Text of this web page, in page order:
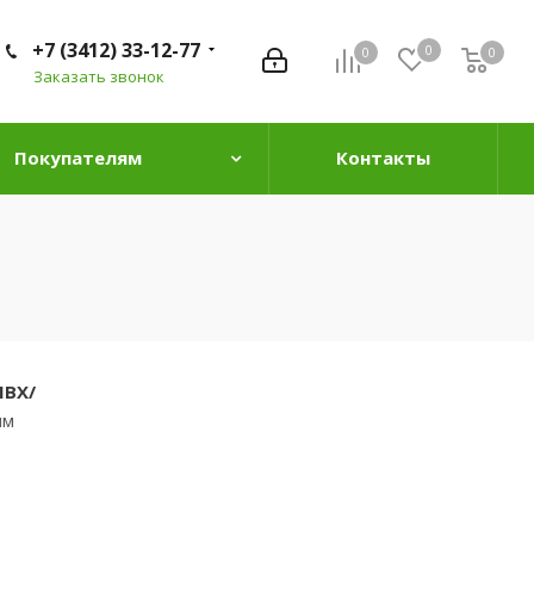
0 0 0
0
+7 (3412) 33-12-77
Заказать звонок
Покупателям Контакты